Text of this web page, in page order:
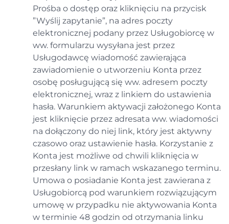
Prośba o dostęp oraz kliknięciu na przycisk
”Wyślij zapytanie”, na adres poczty
elektronicznej podany przez Usługobiorcę w
ww. formularzu wysyłana jest przez
Usługodawcę wiadomość zawierająca
zawiadomienie o utworzeniu Konta przez
osobę posługującą się ww. adresem poczty
elektronicznej, wraz z linkiem do ustawienia
hasła. Warunkiem aktywacji założonego Konta
jest kliknięcie przez adresata ww. wiadomości
na dołączony do niej link, który jest aktywny
czasowo oraz ustawienie hasła. Korzystanie z
Konta jest możliwe od chwili kliknięcia w
przesłany link w ramach wskazanego terminu.
Umowa o posiadanie Konta jest zawierana z
Usługobiorcą pod warunkiem rozwiązującym
umowę w przypadku nie aktywowania Konta
w terminie 48 godzin od otrzymania linku